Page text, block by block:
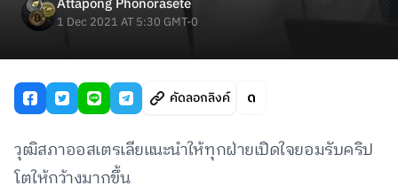
1 Dec 2021 AT 5:30 GMT-0
คัดลอกลิงค์
วุฒิสภาออสเตรเลียแนะนำให้ทุกฝ่ายเปิดใจยอมรับคริป
โตให้กว้างมากขึ้น